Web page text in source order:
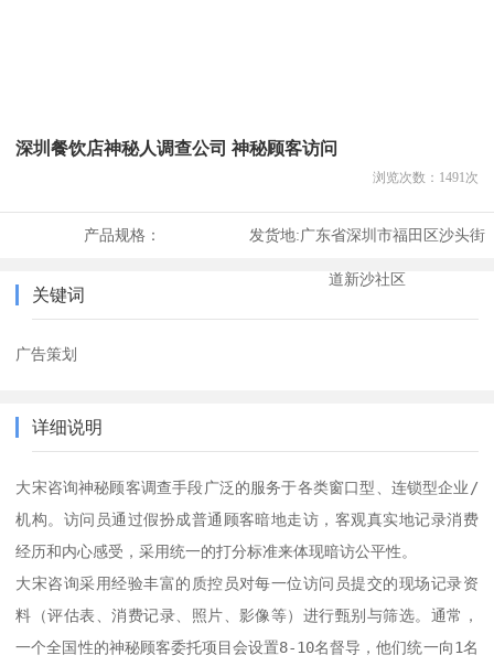
深圳餐饮店神秘人调查公司 神秘顾客访问
浏览次数： 1491次
产品规格： 发货地:广东省深圳市福田区沙头街
道新沙社区
关键词
广告策划
详细说明
大宋咨询神秘顾客调查手段广泛的服务于各类窗口型、连锁型企业/
机构。访问员通过假扮成普通顾客暗地走访，客观真实地记录消费
经历和内心感受，采用统一的打分标准来体现暗访公平性。
大宋咨询采用经验丰富的质控员对每一位访问员提交的现场记录资
料（评估表、消费记录、照片、影像等）进行甄别与筛选。通常，
一个全国性的神秘顾客委托项目会设置8-10名督导，他们统一向1名